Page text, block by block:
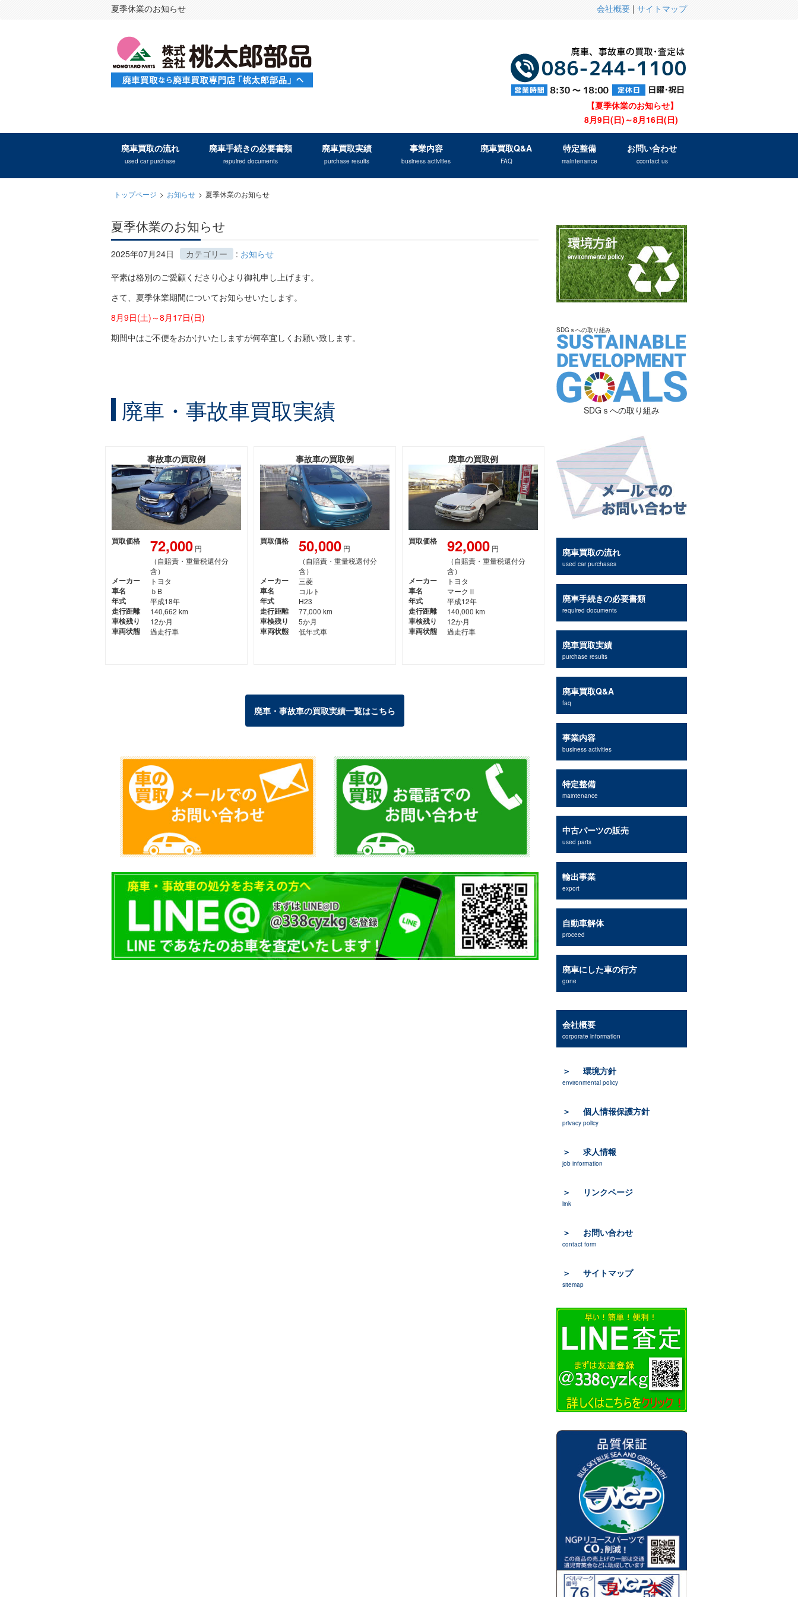
夏季休業のお知らせ 会社概要| サイトマップ
【夏季休業のお知らせ】
8月9日(日)～8月16日(日)
廃車買取の流れ
used car purchase
廃車手続きの必要書類
repuired documents
廃車買取実績
purchase results
事業内容
business activities
廃車買取Q&A
FAQ
特定整備
maintenance
お問い合わせ
ccontact us
トップページ > お知らせ > 夏季休業のお知らせ
夏季休業のお知らせ
2025年07月24日 カテゴリー : お知らせ
平素は格別のご愛顧くださり心より御礼申し上げます。
さて、夏季休業期間についてお知らせいたします。
8月9日(土)～8月17日(日)
期間中はご不便をおかけいたしますが何卒宜しくお願い致します。
廃車・事故車買取実績
事故車の買取例
買取価格 72,000 円
（自賠責・重量税還付分
含）
メーカー
トヨタ
車名
ｂB
年式
平成18年
走行距離
140,662 km
車検残り
12か月
車両状態
過走行車
事故車の買取例
買取価格 50,000 円
（自賠責・重量税還付分
含）
メーカー
三菱
車名
コルト
年式
H23
走行距離
77,000 km
車検残り
5か月
車両状態
低年式車
廃車の買取例
買取価格 92,000 円
（自賠責・重量税還付分
含）
メーカー
トヨタ
車名
マークⅡ
年式
平成12年
走行距離
140,000 km
車検残り
12か月
車両状態
過走行車
廃車・事故車の買取実績一覧はこちら
SDGｓへの取り組み
SDGｓへの取り組み
廃車買取の流れ
used car purchases
廃車手続きの必要書類
required documents
廃車買取実績
purchase results
廃車買取Q&A
faq
事業内容
business activities
特定整備
maintenance
中古パーツの販売
used parts
輸出事業
export
自動車解体
proceed
廃車にした車の行方
gone
会社概要
corporate information
環境方針
environmental policy
個人情報保護方針
privacy policy
求人情報
job information
リンクページ
link
お問い合わせ
contact form
サイトマップ
sitemap